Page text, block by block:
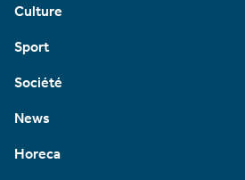
Culture
Sport
Société
News
Horeca